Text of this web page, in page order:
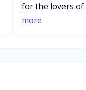
for the lovers of
forget that
more